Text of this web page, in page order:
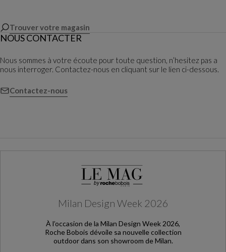
Trouver votre magasin
NOUS CONTACTER
Nous sommes à votre écoute pour toute question, n’hesitez pas a
nous interroger. Contactez-nous en cliquant sur le lien ci-dessous.
Contactez-nous
Milan Design Week 2026
À l’occasion de la Milan Design Week 2026,
Roche Bobois dévoile sa nouvelle collection
outdoor dans son showroom de Milan.